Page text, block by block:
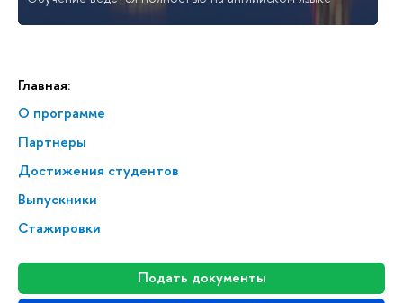
Главная:
О программе
Партнеры
Достижения студентов
Выпускники
Стажировки
Подать документы